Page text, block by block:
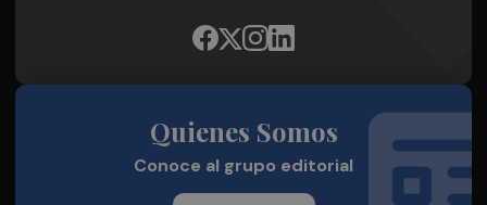
Quienes Somos
Conoce al grupo editorial